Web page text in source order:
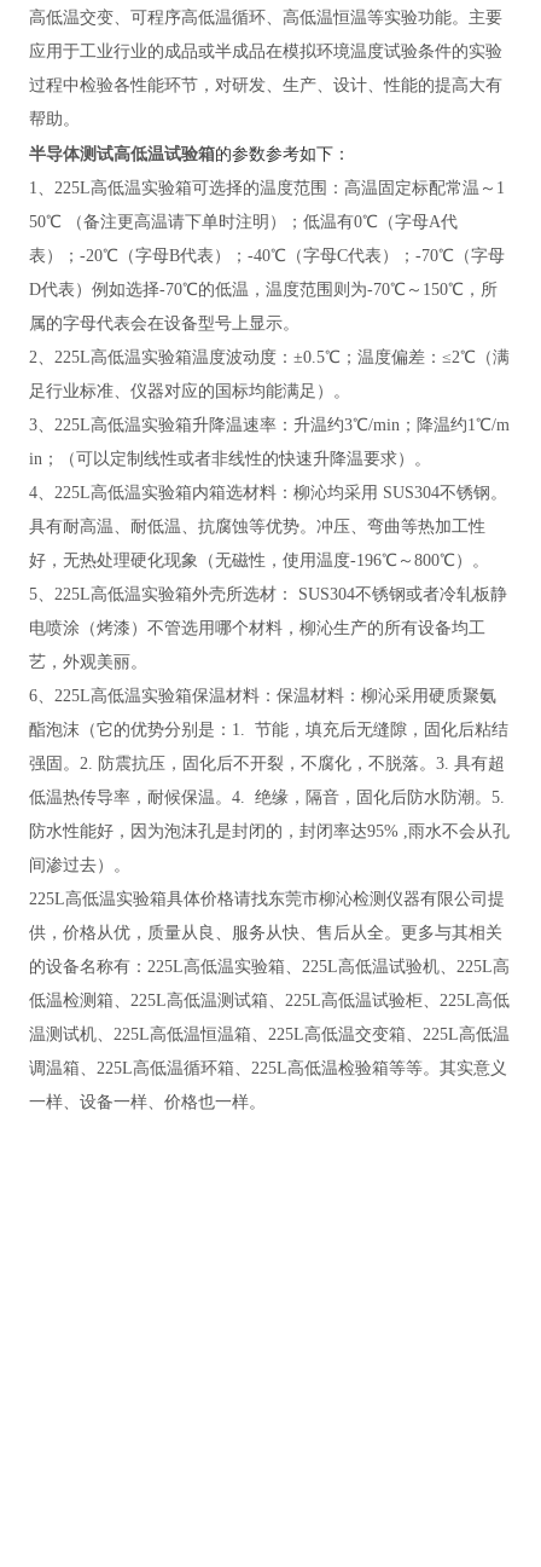
高低温交变、可程序高低温循环、高低温恒温等实验功能。主要
应用于工业行业的成品或半成品在模拟环境温度试验条件的实验
过程中检验各性能环节，对研发、生产、设计、性能的提高大有
帮助。
半导体测试高低温试验箱的参数参考如下：
1、225L高低温实验箱可选择的温度范围：高温固定标配常温～1
50℃ （备注更高温请下单时注明）；低温有0℃（字母A代
表）；-20℃（字母B代表）；-40℃（字母C代表）；-70℃（字母
D代表）例如选择-70℃的低温，温度范围则为-70℃～150℃，所
属的字母代表会在设备型号上显示。
2、225L高低温实验箱温度波动度：±0.5℃；温度偏差：≤2℃（满
足行业标准、仪器对应的国标均能满足）。
3、225L高低温实验箱升降温速率：升温约3℃/min；降温约1℃/m
in；（可以定制线性或者非线性的快速升降温要求）。
4、225L高低温实验箱内箱选材料：柳沁均采用 SUS304不锈钢。
具有耐高温、耐低温、抗腐蚀等优势。冲压、弯曲等热加工性
好，无热处理硬化现象（无磁性，使用温度-196℃～800℃）。
5、225L高低温实验箱外壳所选材： SUS304不锈钢或者冷轧板静
电喷涂（烤漆）不管选用哪个材料，柳沁生产的所有设备均工
艺，外观美丽。
6、225L高低温实验箱保温材料：保温材料：柳沁采用硬质聚氨
酯泡沫（它的优势分别是： 1. 节能，填充后无缝隙，固化后粘结
强固。2. 防震抗压，固化后不开裂，不腐化，不脱落。3. 具有超
低温热传导率，耐候保温。4. 绝缘，隔音，固化后防水防潮。5.
防水性能好，因为泡沫孔是封闭的，封闭率达95% ,雨水不会从孔
间渗过去）。
225L高低温实验箱具体价格请找东莞市柳沁检测仪器有限公司提
供，价格从优，质量从良、服务从快、售后从全。更多与其相关
的设备名称有：225L高低温实验箱、225L高低温试验机、225L高
低温检测箱、225L高低温测试箱、225L高低温试验柜、225L高低
温测试机、225L高低温恒温箱、225L高低温交变箱、225L高低温
调温箱、225L高低温循环箱、225L高低温检验箱等等。其实意义
一样、设备一样、价格也一样。